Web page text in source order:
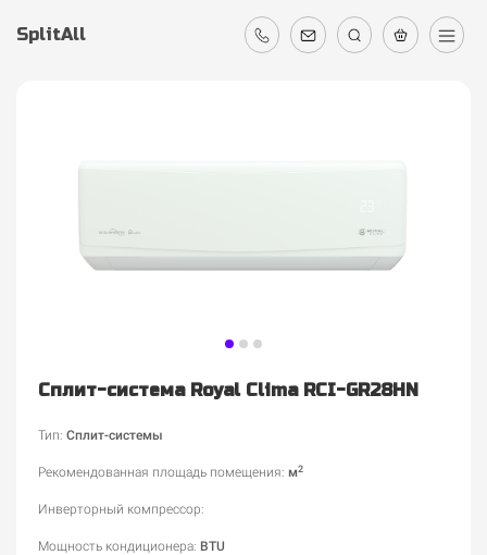
SplitAll
Сплит-система Royal Clima RCI-GR28HN
Тип: Сплит-системы
Рекомендованная площадь помещения: м2
Инверторный компрессор:
Мощность кондиционера: BTU